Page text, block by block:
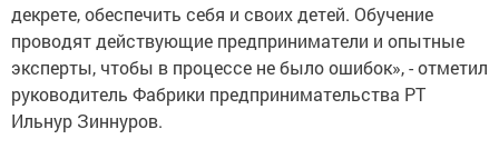
декрете, обеспечить себя и своих детей. Обучение
проводят действующие предприниматели и опытные
эксперты, чтобы в процессе не было ошибок», - отметил
руководитель Фабрики предпринимательства РТ
Ильнур Зиннуров.